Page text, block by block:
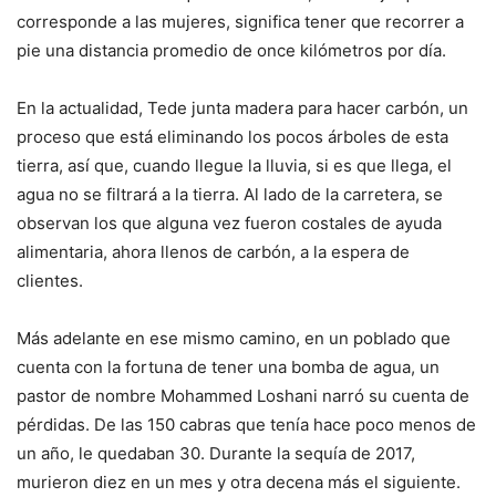
corresponde a las mujeres, significa tener que recorrer a
pie una distancia promedio de once kilómetros por día.
En la actualidad, Tede junta madera para hacer carbón, un
proceso que está eliminando los pocos árboles de esta
tierra, así que, cuando llegue la lluvia, si es que llega, el
agua no se filtrará a la tierra. Al lado de la carretera, se
observan los que alguna vez fueron costales de ayuda
alimentaria, ahora llenos de carbón, a la espera de
clientes.
Más adelante en ese mismo camino, en un poblado que
cuenta con la fortuna de tener una bomba de agua, un
pastor de nombre Mohammed Loshani narró su cuenta de
pérdidas. De las 150 cabras que tenía hace poco menos de
un año, le quedaban 30. Durante la sequía de 2017,
murieron diez en un mes y otra decena más el siguiente.